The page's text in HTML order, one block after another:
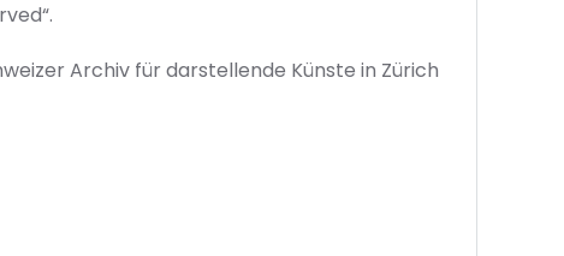
Archiv für darstellende Künste in Zürich